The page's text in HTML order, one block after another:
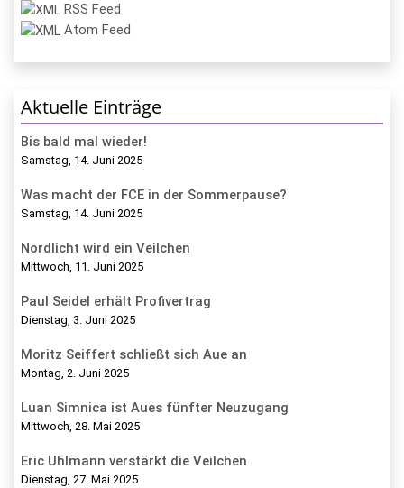
RSS Feed
Atom Feed
Aktuelle Einträge
Bis bald mal wieder!
Samstag, 14. Juni 2025
Was macht der FCE in der Sommerpause?
Samstag, 14. Juni 2025
Nordlicht wird ein Veilchen
Mittwoch, 11. Juni 2025
Paul Seidel erhält Profivertrag
Dienstag, 3. Juni 2025
Moritz Seiffert schließt sich Aue an
Montag, 2. Juni 2025
Luan Simnica ist Aues fünfter Neuzugang
Mittwoch, 28. Mai 2025
Eric Uhlmann verstärkt die Veilchen
Dienstag, 27. Mai 2025